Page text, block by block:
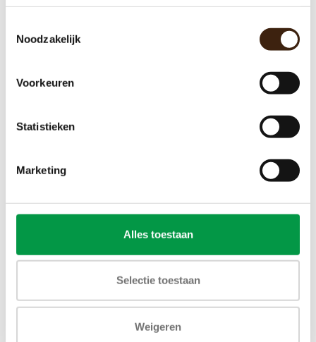
Noodzakelijk
Voorkeuren
Statistieken
Marketing
Alles toestaan
Selectie toestaan
Weigeren
Houten roerstokjes in dispenser box